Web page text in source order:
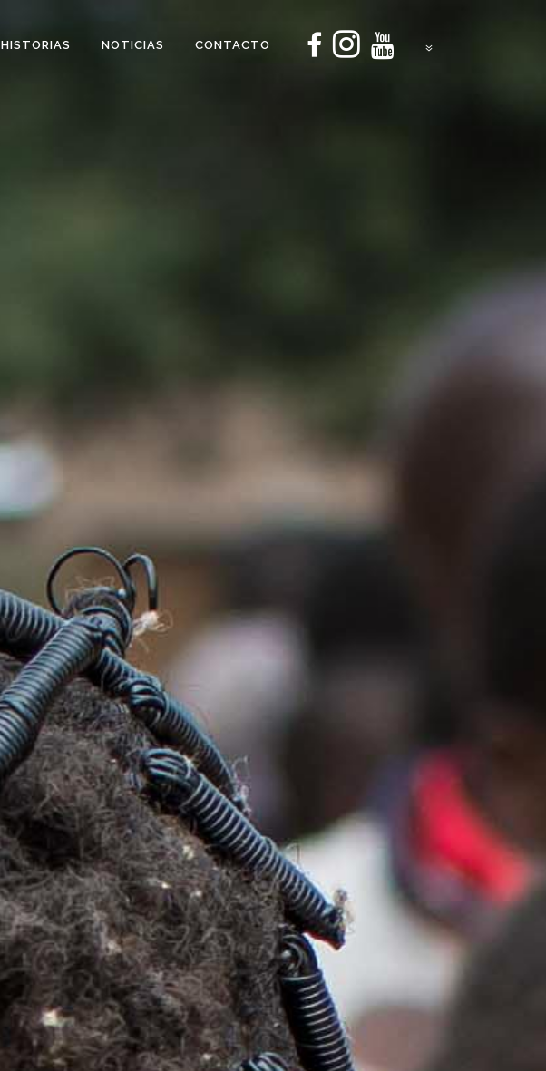
HISTORIAS NOTICIAS CONTACTO